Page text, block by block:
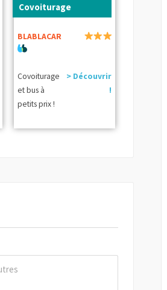
Covoiturage
BLABLACAR
Covoiturage
et bus à
petits prix !
> Découvrir
!